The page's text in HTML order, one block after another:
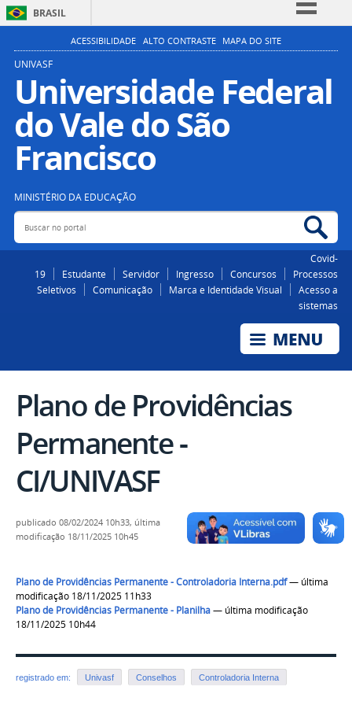
BRASIL
Simplifique!
Participe
Acesso à informação
Legislação
ACESSIBILIDADE ALTO CONTRASTE MAPA DO SITE
UNIVASF
Universidade Federal
do Vale do São
Francisco
MINISTÉRIO DA EDUCAÇÃO
Buscar no portal
Covid-
19
Estudante Servidor Ingresso Concursos
Processos
Seletivos
Comunicação Marca e Identidade Visual
Acesso a
sistemas
Plano de Providências
Permanente -
CI/UNIVASF
publicado 08/02/2024 10h33, última
modificação 18/11/2025 10h45
Plano de Providências Permanente - Controladoria Interna.pdf— última
modificação 18/11/2025 11h33
Plano de Providências Permanente - Planilha— última modificação
18/11/2025 10h44
registrado em: Univasf Conselhos Controladoria Interna